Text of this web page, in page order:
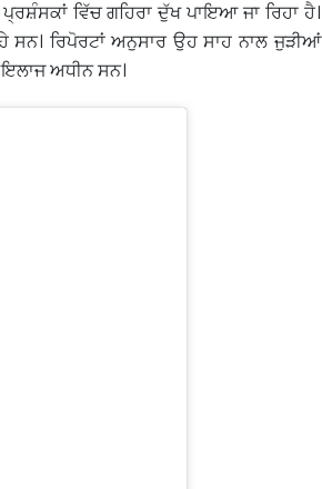
ਵਿੱਚ ਗਹਿਰਾ ਦੁੱਖ ਪਾਇਆ ਜਾ ਰਿਹਾ ਹੈ।
ਸਨ। ਰਿਪੋਰਟਾਂ ਅਨੁਸਾਰ ਉਹ ਸਾਹ ਨਾਲ ਜੁੜੀਆਂ
ਅਧੀਨ ਸਨ।